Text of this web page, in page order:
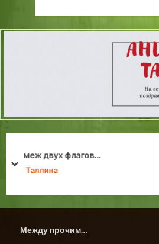
prev
next
Между прочим…